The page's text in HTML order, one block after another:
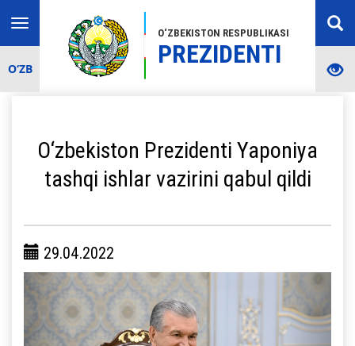
O‘ZBEKISTON RESPUBLIKASI
PREZIDENTI
Toggle
navigation
O‘ZB
O‘zbekiston Prezidenti Yaponiya
tashqi ishlar vazirini qabul qildi
29.04.2022